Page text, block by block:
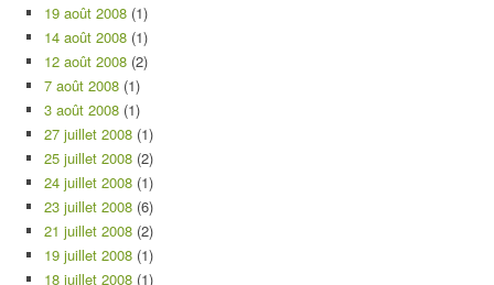
19 août 2008 (1)
14 août 2008 (1)
12 août 2008 (2)
7 août 2008 (1)
3 août 2008 (1)
27 juillet 2008 (1)
25 juillet 2008 (2)
24 juillet 2008 (1)
23 juillet 2008 (6)
21 juillet 2008 (2)
19 juillet 2008 (1)
18 juillet 2008 (1)